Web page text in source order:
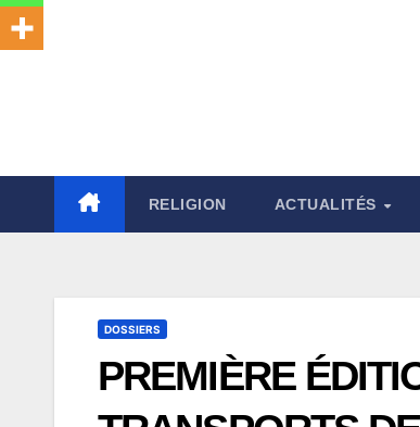
RELIGION ACTUALITÉS
DOSSIERS
PREMIÈRE